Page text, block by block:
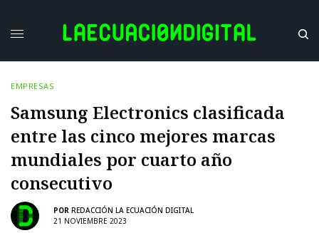
EMPRESAS
Samsung Electronics clasificada
entre las cinco mejores marcas
mundiales por cuarto año
consecutivo
POR REDACCIÓN LA ECUACIÓN DIGITAL
21 NOVIEMBRE 2023